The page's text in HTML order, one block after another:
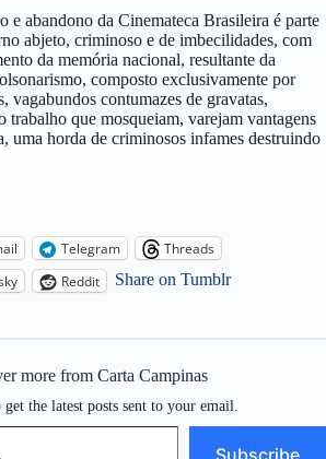
e abandono da Cinemateca Brasileira é parte
abjeto, criminoso e de imbecilidades, com
da memória nacional, resultante da
composto exclusivamente por
vagabundos contumazes de gravatas,
trabalho que mosqueiam, varejam vantagens
uma horda de criminosos infames destruindo
Telegram
Threads
Reddit Share on Tumblr
more from Carta Campinas
get the latest posts sent to your email.